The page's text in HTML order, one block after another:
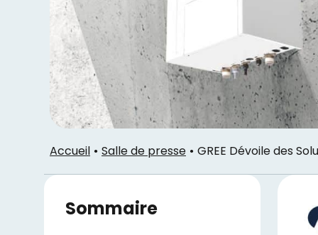
Accueil Salle de presse GREE Dévoile des
Sommaire